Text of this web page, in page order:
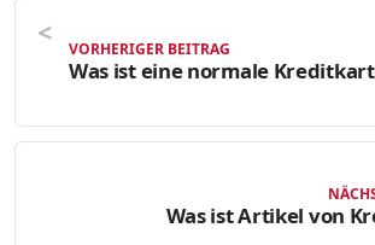
VORHERIGER BEITRAG
Was ist eine normale
Was ist Artikel von